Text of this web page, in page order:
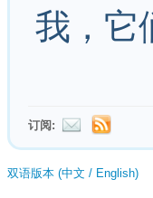
我，它
订阅:
双语版本 (中文 / English)